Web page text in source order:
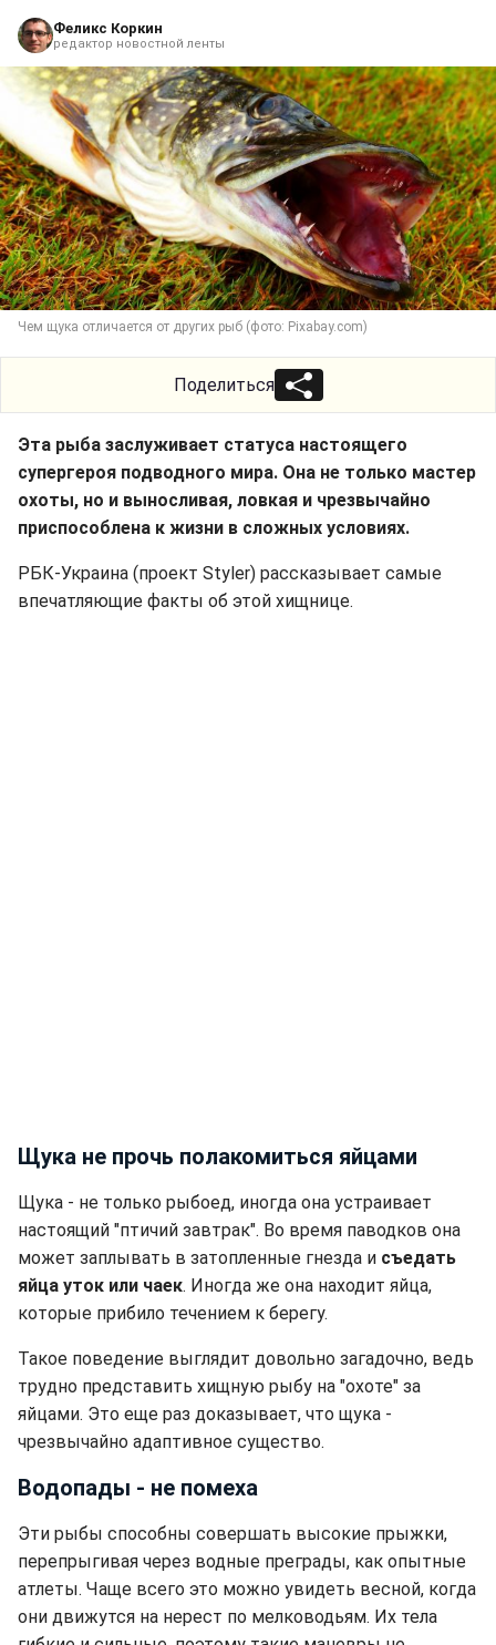
Феликс Коркин
редактор новостной ленты
Чем щука отличается от других рыб (фото: Pixabay.com)
Поделиться
Эта рыба заслуживает статуса настоящего
супергероя подводного мира. Она не только мастер
охоты, но и выносливая, ловкая и чрезвычайно
приспособлена к жизни в сложных условиях.
РБК-Украина (проект Styler) рассказывает самые
впечатляющие факты об этой хищнице.
Щука не прочь полакомиться яйцами
Щука - не только рыбоед, иногда она устраивает
настоящий "птичий завтрак". Во время паводков она
может заплывать в затопленные гнезда и съедать
яйца уток или чаек. Иногда же она находит яйца,
которые прибило течением к берегу.
Такое поведение выглядит довольно загадочно, ведь
трудно представить хищную рыбу на "охоте" за
яйцами. Это еще раз доказывает, что щука -
чрезвычайно адаптивное существо.
Водопады - не помеха
Эти рыбы способны совершать высокие прыжки,
перепрыгивая через водные преграды, как опытные
атлеты. Чаще всего это можно увидеть весной, когда
они движутся на нерест по мелководьям. Их тела